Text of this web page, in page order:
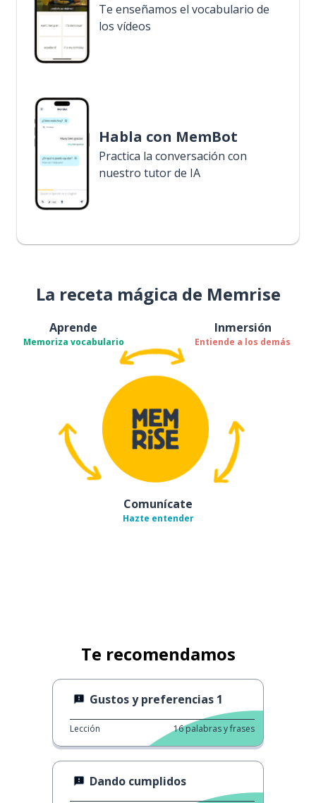
Te enseñamos el vocabulario de
los vídeos
Habla con MemBot
Practica la conversación con
nuestro tutor de IA
La receta mágica de Memrise
Aprende
Memoriza vocabulario
Inmersión
Entiende a los demás
Comunícate
Hazte entender
Te recomendamos
Gustos y preferencias 1
Lección 16palabras y frases
Dando cumplidos